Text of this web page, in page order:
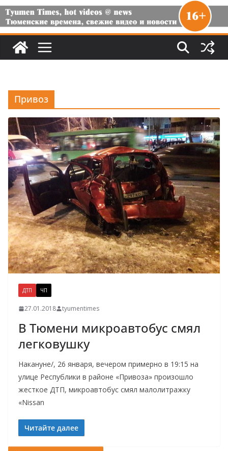
Привоз
ДТП ЧП
27.01.2018 tyumentimes
В Тюмени микроавтобус смял
легковушку
Накануне/, 26 января, вечером примерно в 19:15 на
улице Республики в районе «Привоза» произошло
жесткое ДТП, микроавтобус смял малолитражку
«Nissan
Читайте далее